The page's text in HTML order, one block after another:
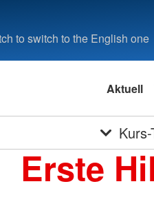
to switch to the English one
Aktuell
Erste